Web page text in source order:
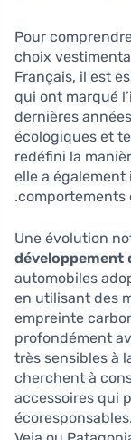
Pour
choix
Français, il est
qui ont marqué
dernières
écologiques et
redéfini la
elle a
comportements
Une évolution
développement
automobiles
en utilisant des
empreinte
profondément
très sensibles à
cherchent à
accessoires qui